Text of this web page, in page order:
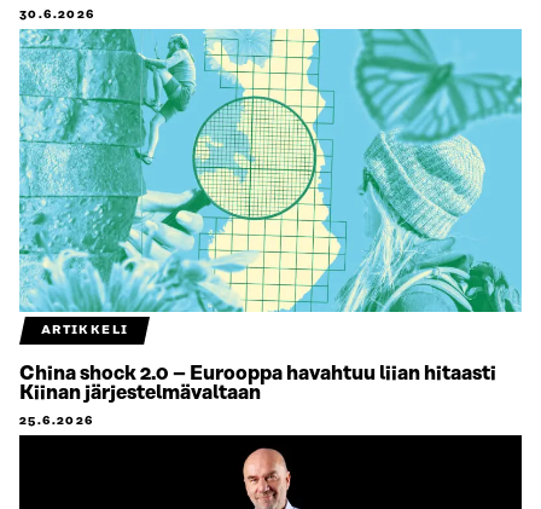
30.6.2026
ARTIKKELI
China shock 2.0 – Eurooppa havahtuu liian hitaasti
Kiinan järjestelmävaltaan
25.6.2026